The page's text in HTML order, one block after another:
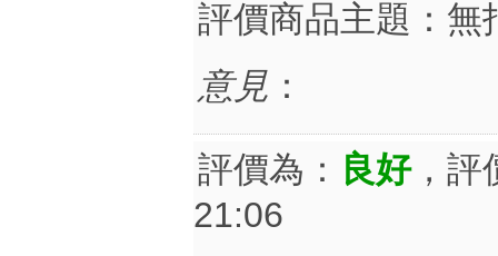
評價商品主題：無
意見 ：
評價為： 良好，評
21:06